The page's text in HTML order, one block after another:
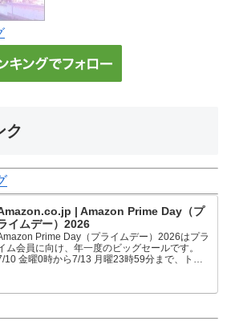
ク
| Amazon Prime Day（プ
イムデー）2026
Prime Day（プライムデー）2026はプラ
ム会員に向け、年一度のビッグセールです。
10 金曜0時から7/13 月曜23時59分まで、トッ